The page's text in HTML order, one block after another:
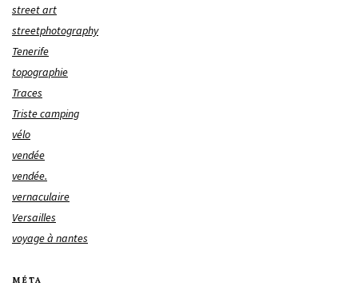
street art
streetphotography
Tenerife
topographie
Traces
Triste camping
vélo
vendée
vendée.
vernaculaire
Versailles
voyage à nantes
MÉTA